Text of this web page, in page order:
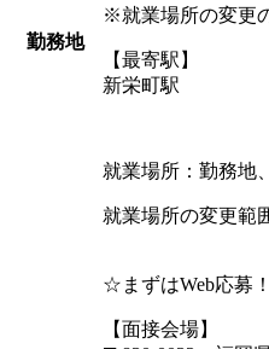
勤務地
※就業場所の変更
【最寄駅】
新栄町駅
就業場所：勤務地
就業場所の変更範
☆まずはWeb応募
【面接会場】